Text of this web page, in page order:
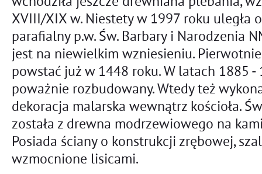
XVIII/XIX w. Niestety w 1997 roku uległa
parafialny p.w. Św. Barbary i Narodzenia
jest na niewielkim wzniesieniu. Pierwotnie
powstać już w 1448 roku. W latach 1885 -
poważnie rozbudowany. Wtedy też
dekoracja malarska wewnątrz kościoła.
została z drewna modrzewiowego na
Posiada ściany o konstrukcji zrębowej,
wzmocnione lisicami.